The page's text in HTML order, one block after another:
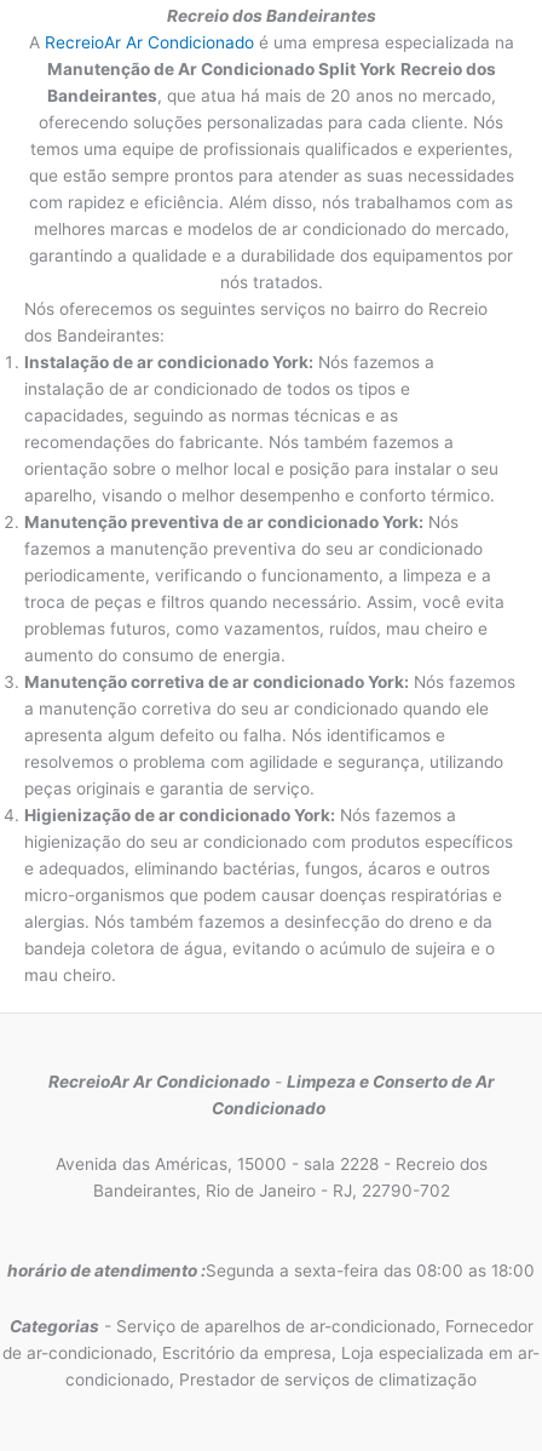
Recreio dos Bandeirantes
A RecreioAr Ar Condicionadoé uma empresa especializada na
Manutenção de Ar Condicionado Split York Recreio dos
Bandeirantes, que atua há mais de 20 anos no mercado,
oferecendo soluções personalizadas para cada cliente. Nós
temos uma equipe de profissionais qualificados e experientes,
que estão sempre prontos para atender as suas necessidades
com rapidez e eficiência. Além disso, nós trabalhamos com as
melhores marcas e modelos de ar condicionado do mercado,
garantindo a qualidade e a durabilidade dos equipamentos por
nós tratados.
Nós oferecemos os seguintes serviços no bairro do Recreio
dos Bandeirantes:
Instalação de ar condicionado York: Nós fazemos a
instalação de ar condicionado de todos os tipos e
capacidades, seguindo as normas técnicas e as
recomendações do fabricante. Nós também fazemos a
orientação sobre o melhor local e posição para instalar o seu
aparelho, visando o melhor desempenho e conforto térmico.
Manutenção preventiva de ar condicionado York: Nós
fazemos a manutenção preventiva do seu ar condicionado
periodicamente, verificando o funcionamento, a limpeza e a
troca de peças e filtros quando necessário. Assim, você evita
problemas futuros, como vazamentos, ruídos, mau cheiro e
aumento do consumo de energia.
Manutenção corretiva de ar condicionado York: Nós fazemos
a manutenção corretiva do seu ar condicionado quando ele
apresenta algum defeito ou falha. Nós identificamos e
resolvemos o problema com agilidade e segurança, utilizando
peças originais e garantia de serviço.
Higienização de ar condicionado York: Nós fazemos a
higienização do seu ar condicionado com produtos específicos
e adequados, eliminando bactérias, fungos, ácaros e outros
micro-organismos que podem causar doenças respiratórias e
alergias. Nós também fazemos a desinfecção do dreno e da
bandeja coletora de água, evitando o acúmulo de sujeira e o
mau cheiro.
RecreioAr Ar Condicionado- Limpeza e Conserto de Ar
Condicionado
Avenida das Américas, 15000 - sala 2228 - Recreio dos
Bandeirantes, Rio de Janeiro - RJ, 22790-702
horário de atendimento :Segunda a sexta-feira das 08:00 as 18:00
Categorias - Serviço de aparelhos de ar-condicionado, Fornecedor
de ar-condicionado, Escritório da empresa, Loja especializada em ar-
condicionado, Prestador de serviços de climatização